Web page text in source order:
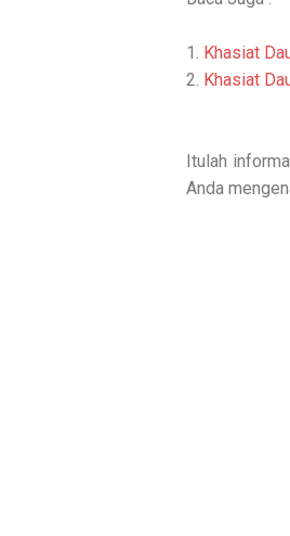
1. Khasiat
2. Khasiat
Itulah
Anda